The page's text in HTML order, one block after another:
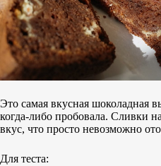
Это самая вкусная шоколадная
когда-либо пробовала. Сливки
вкус, что просто невозможно
Для теста: